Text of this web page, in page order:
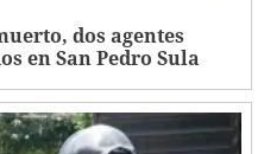
dos agentes
en San Pedro Sula